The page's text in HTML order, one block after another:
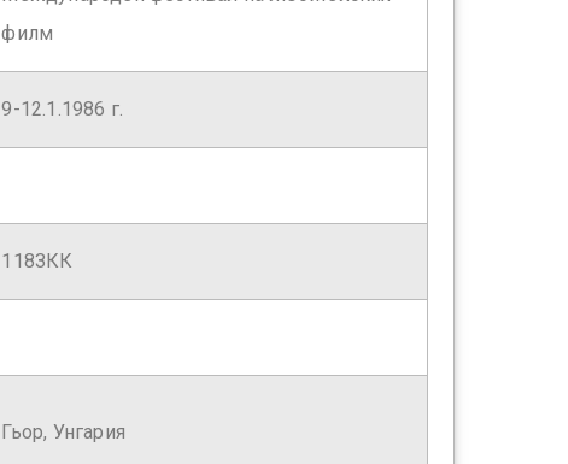
филм
9-12.1.1986 г.
118ЗКК
Гьор, Унгария